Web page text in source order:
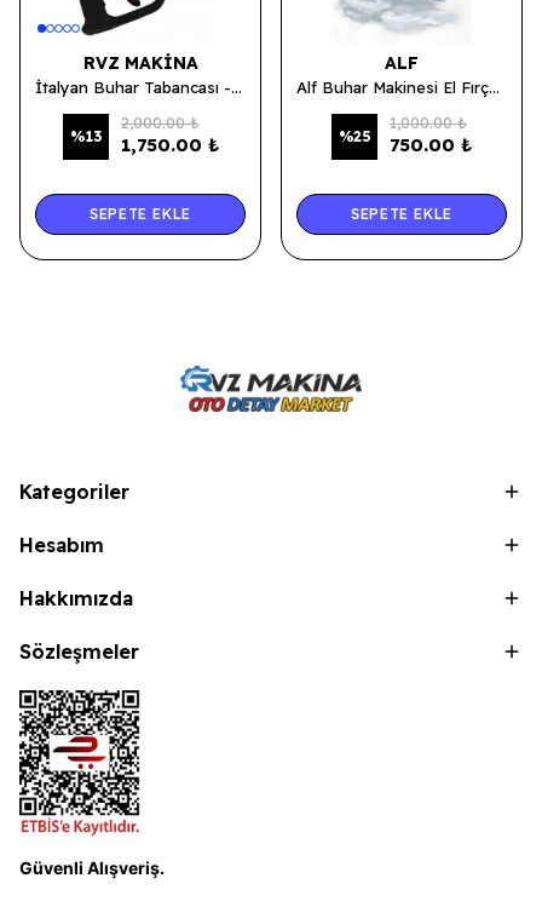
RVZ MAKINA
İtalyan Buhar Tabancası - Uzun
%13
2,000.00 ₺
1,750.00 ₺
SEPETE EKLE
ALF
Alf Buhar Makinesi El Fırçası
%25
1,000.00 ₺
750.00 ₺
SEPETE EKLE
Kategoriler
Hesabım
Hakkımızda
Sözleşmeler
Güvenli Alışveriş.